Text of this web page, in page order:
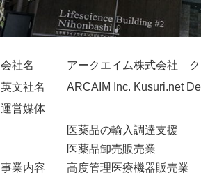
会社名
アークエイム株式会社
英文社名
ARCAIM Inc. Kusuri.net
運営媒体
事業内容
医薬品の輸入調達支援
医薬品卸売販売業
高度管理医療機器販売業